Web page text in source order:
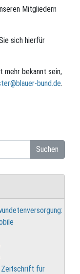
Mitgliedern
sich hierfür
mehr bekannt sein,
bund.de.
Suchen
Zeitschrift für